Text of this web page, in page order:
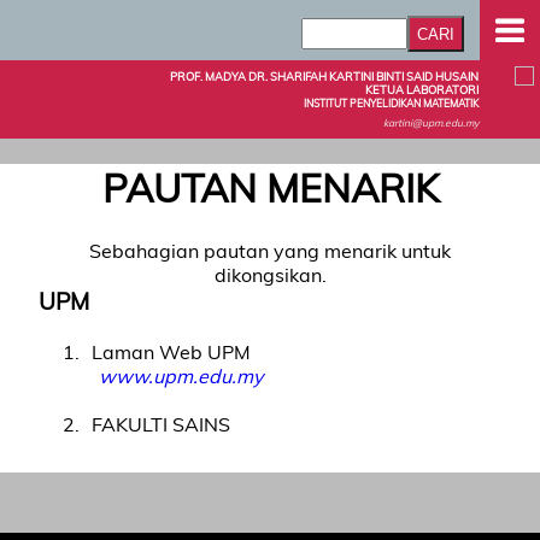
PROF. MADYA DR. SHARIFAH KARTINI BINTI SAID HUSAIN
KETUA LABORATORI
INSTITUT PENYELIDIKAN MATEMATIK
kartini@upm.edu.my
PAUTAN MENARIK
Sebahagian pautan yang menarik untuk
dikongsikan.
UPM
1
Laman Web UPM
www.upm.edu.my
2
FAKULTI SAINS